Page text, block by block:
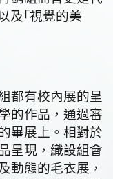
及｢視覺的美
有校內展的呈
的作品，通過審
畢展上。相對於
呈現，織設組會
動態的毛衣展，